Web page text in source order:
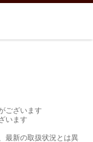
ございます
います
最新の取扱状況とは異